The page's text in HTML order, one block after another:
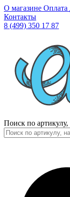
О магазине Оплата
Контакты
8 (499) 350 17 87
Поиск по